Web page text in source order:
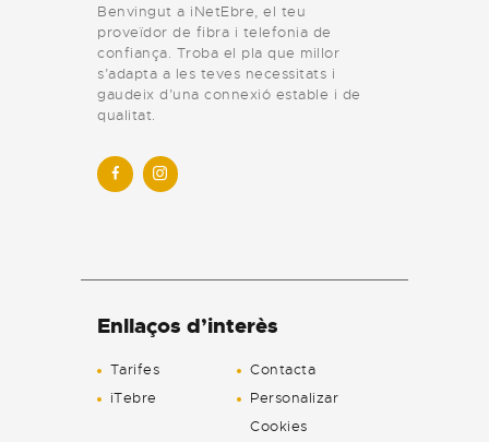
Benvingut a iNetEbre, el teu
proveïdor de fibra i telefonia de
confiança. Troba el pla que millor
s’adapta a les teves necessitats i
gaudeix d’una connexió estable i de
qualitat.
Enllaços d’interès
Tarifes
Contacta
iTebre
Personalizar
Cookies